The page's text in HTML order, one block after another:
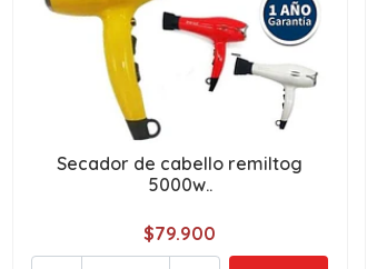
Secador de cabello remiltog
5000w..
$79.900